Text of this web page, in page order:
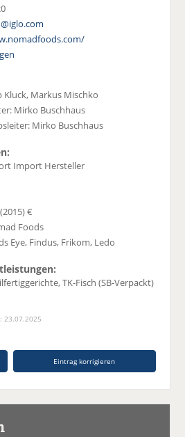
Markus Mischko
Mirko Buschhaus
Mirko Buschhaus
Import Hersteller
€
Foods
Eye, Findus, Frikom, Ledo
TK-Fisch (SB-Verpackt)
23.07.2025
Eintrag korrigieren